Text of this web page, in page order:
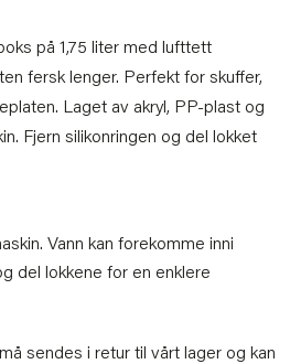
på 1,75 liter med lufttett
fersk lenger. Perfekt for skuffer,
Laget av akryl, PP-plast og
Fjern silikonringen og del lokket
Vann kan forekomme inni
del lokkene for en enklere
sendes i retur til vårt lager og kan